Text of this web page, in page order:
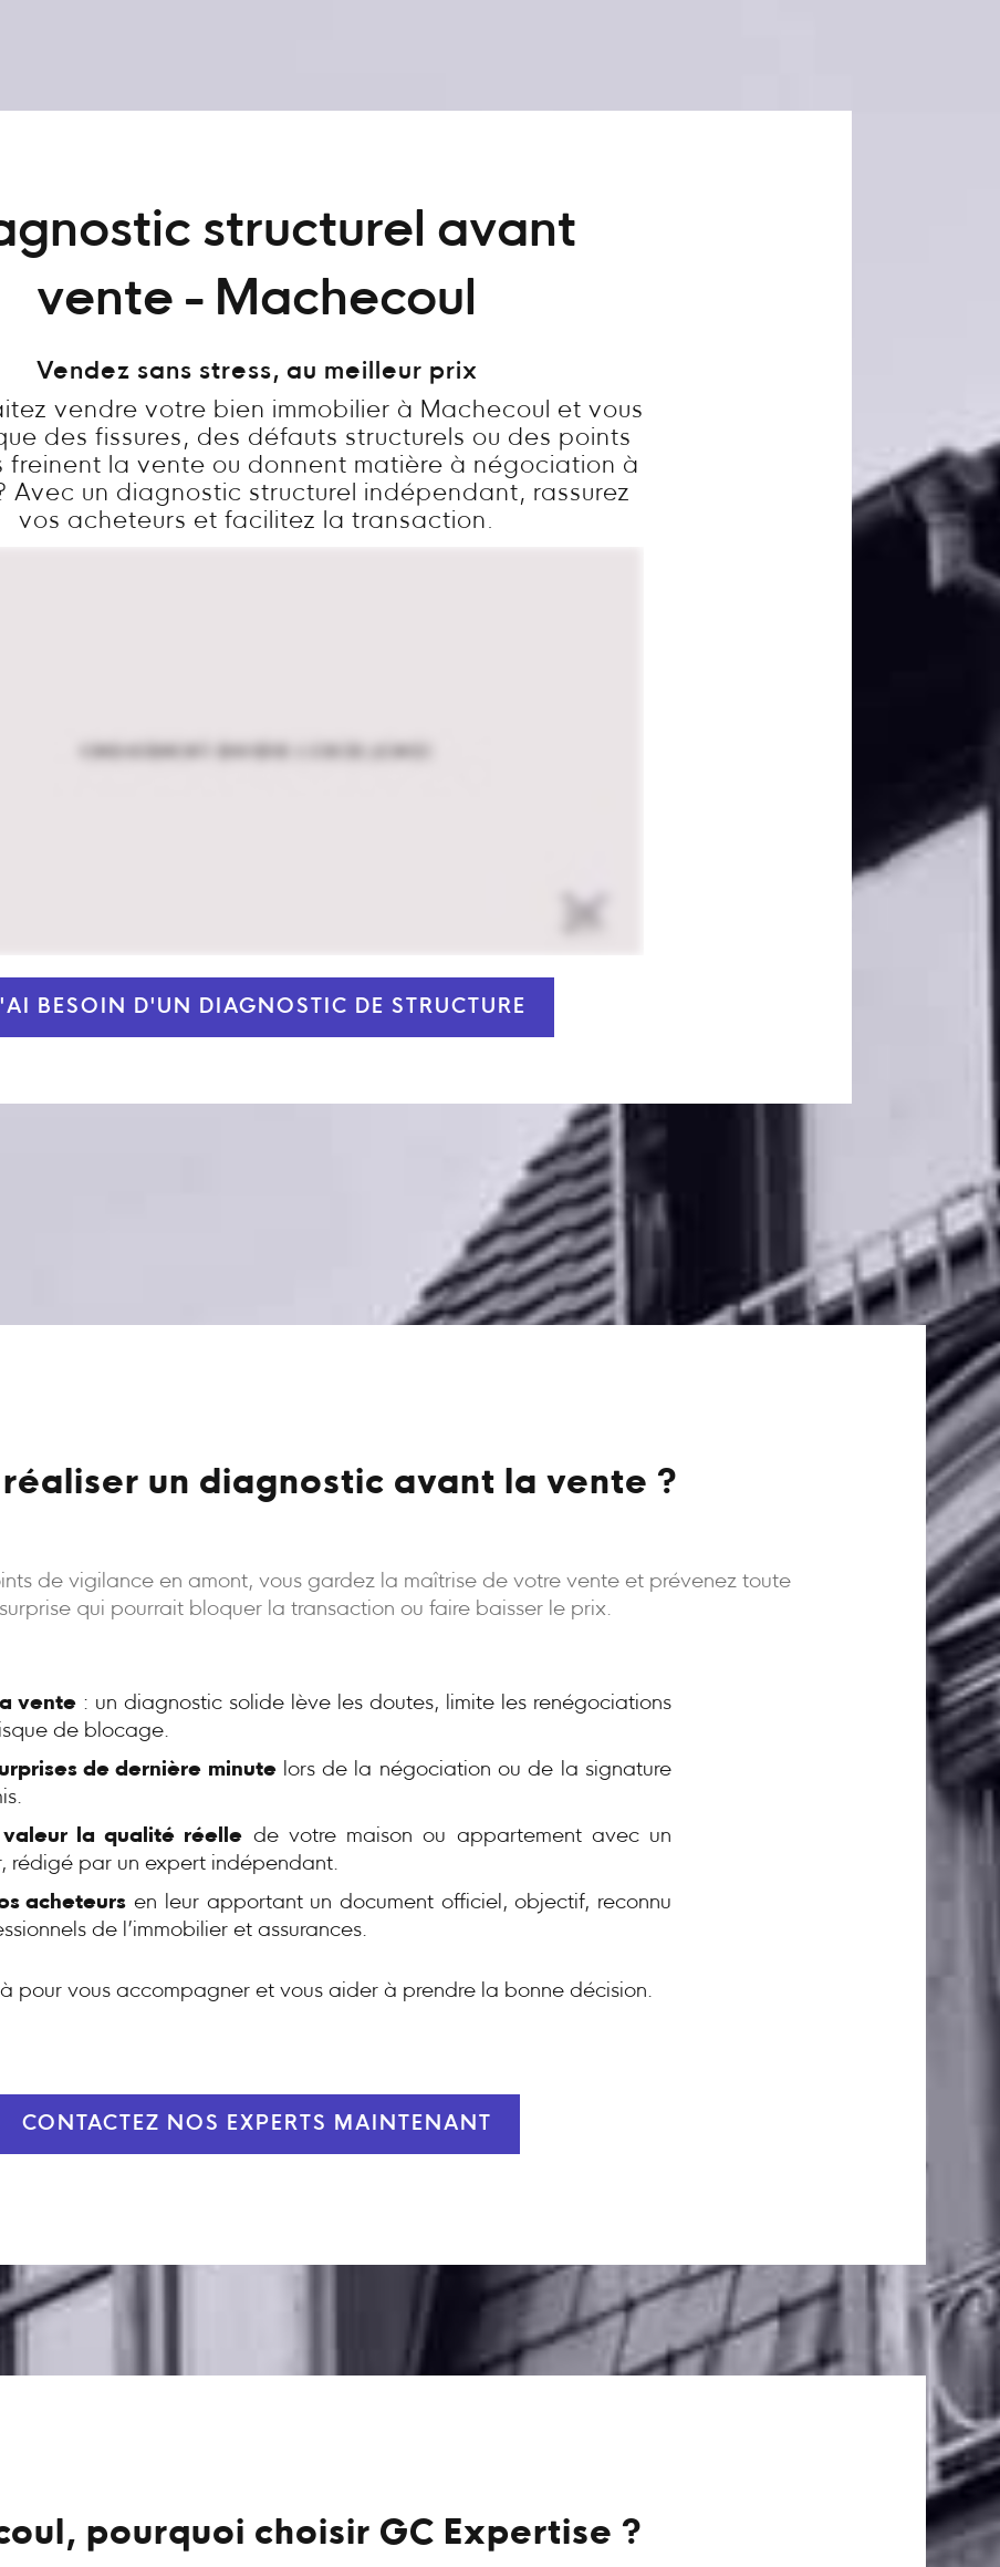
structurel avant
vente - Machecoul
Vendez sans stress, au meilleur prix
vendre votre bien immobilier à Machecoul et vous
des fissures, des défauts structurels ou des points
freinent la vente ou donnent matière à négociation à
Avec un diagnostic structurel indépendant, rassurez
vos acheteurs et facilitez la transaction.
BESOIN D'UN DIAGNOSTIC DE STRUCTURE
un diagnostic avant la vente ?
de vigilance en amont, vous gardez la maîtrise de votre vente et prévenez toute
qui pourrait bloquer la transaction ou faire baisser le prix.
vente : un diagnostic solide lève les doutes, limite les renégociations
de blocage.
de dernière minutelors de la négociation ou de la signature
la qualité réelle de votre maison ou appartement avec un
rédigé par un expert indépendant.
acheteurs en leur apportant un document officiel, objectif, reconnu
de l’immobilier et assurances.
pour vous accompagner et vous aider à prendre la bonne décision.
CONTACTEZ NOS EXPERTS MAINTENANT
pourquoi choisir GC Expertise ?